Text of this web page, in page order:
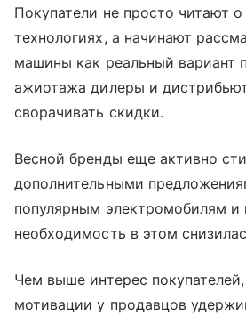
Покупатели не просто читают
технологиях, а начинают
машины как реальный вариант
ажиотажа дилеры и
сворачивать скидки.
Весной бренды еще активно
дополнительными
популярным электромобилям и
необходимость в этом
Чем выше интерес
мотивации у продавцов